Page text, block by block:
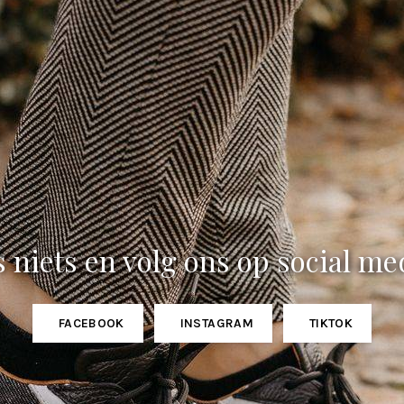
niets en volg ons op social
FACEBOOK INSTAGRAM TIKTOK